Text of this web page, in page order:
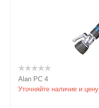
Alan PC 4
Уточняйте наличие и цену